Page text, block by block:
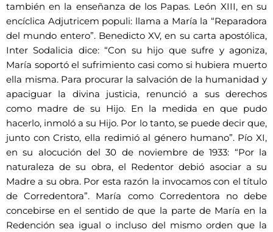
también en la enseñanza de los Papas. León XIII, en su
encíclica Adjutricem populi: llama a María la “Reparadora
del mundo entero”. Benedicto XV, en su carta apostólica,
Inter Sodalicia dice: “Con su hijo que sufre y agoniza,
María soportó el sufrimiento casi como si hubiera muerto
ella misma. Para procurar la salvación de la humanidad y
apaciguar la divina justicia, renunció a sus derechos
como madre de su Hijo. En la medida en que pudo
hacerlo, inmoló a su Hijo. Por lo tanto, se puede decir que,
junto con Cristo, ella redimió al género humano”. Pío XI,
en su alocución del 30 de noviembre de 1933: “Por la
naturaleza de su obra, el Redentor debió asociar a su
Madre a su obra. Por esta razón la invocamos con el título
de Corredentora”. María como Corredentora no debe
concebirse en el sentido de que la parte de María en la
Redención sea igual o incluso del mismo orden que la